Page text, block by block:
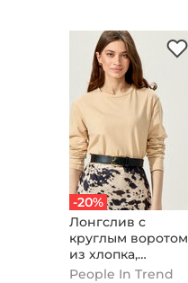
-20%
Лонгслив с
круглым воротом
из хлопка,
бежевый
People In Trend